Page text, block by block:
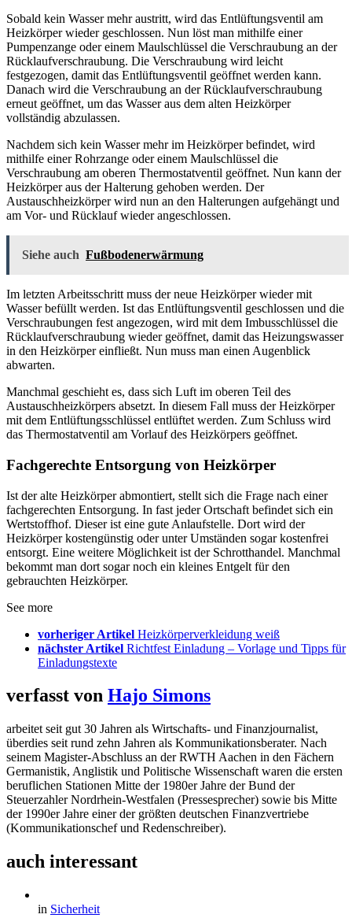
Sobald kein Wasser mehr austritt, wird das Entlüftungsventil am
Heizkörper wieder geschlossen. Nun löst man mithilfe einer
Pumpenzange oder einem Maulschlüssel die Verschraubung an der
Rücklaufverschraubung. Die Verschraubung wird leicht
festgezogen, damit das Entlüftungsventil geöffnet werden kann.
Danach wird die Verschraubung an der Rücklaufverschraubung
erneut geöffnet, um das Wasser aus dem alten Heizkörper
vollständig abzulassen.
Nachdem sich kein Wasser mehr im Heizkörper befindet, wird
mithilfe einer Rohrzange oder einem Maulschlüssel die
Verschraubung am oberen Thermostatventil geöffnet. Nun kann der
Heizkörper aus der Halterung gehoben werden. Der
Austauschheizkörper wird nun an den Halterungen aufgehängt und
am Vor- und Rücklauf wieder angeschlossen.
Siehe auch Fußbodenerwärmung
Im letzten Arbeitsschritt muss der neue Heizkörper wieder mit
Wasser befüllt werden. Ist das Entlüftungsventil geschlossen und die
Verschraubungen fest angezogen, wird mit dem Imbusschlüssel die
Rücklaufverschraubung wieder geöffnet, damit das Heizungswasser
in den Heizkörper einfließt. Nun muss man einen Augenblick
abwarten.
Manchmal geschieht es, dass sich Luft im oberen Teil des
Austauschheizkörpers absetzt. In diesem Fall muss der Heizkörper
mit dem Entlüftungsschlüssel entlüftet werden. Zum Schluss wird
das Thermostatventil am Vorlauf des Heizkörpers geöffnet.
Fachgerechte Entsorgung von Heizkörper
Ist der alte Heizkörper abmontiert, stellt sich die Frage nach einer
fachgerechten Entsorgung. In fast jeder Ortschaft befindet sich ein
Wertstoffhof. Dieser ist eine gute Anlaufstelle. Dort wird der
Heizkörper kostengünstig oder unter Umständen sogar kostenfrei
entsorgt. Eine weitere Möglichkeit ist der Schrotthandel. Manchmal
bekommt man dort sogar noch ein kleines Entgelt für den
gebrauchten Heizkörper.
See more
vorheriger Artikel Heizkörperverkleidung weiß
nächster Artikel Richtfest Einladung – Vorlage und Tipps für
Einladungstexte
verfasst von Hajo Simons
arbeitet seit gut 30 Jahren als Wirtschafts- und Finanzjournalist,
überdies seit rund zehn Jahren als Kommunikationsberater. Nach
seinem Magister-Abschluss an der RWTH Aachen in den Fächern
Germanistik, Anglistik und Politische Wissenschaft waren die ersten
beruflichen Stationen Mitte der 1980er Jahre der Bund der
Steuerzahler Nordrhein-Westfalen (Pressesprecher) sowie bis Mitte
der 1990er Jahre einer der größten deutschen Finanzvertriebe
(Kommunikationschef und Redenschreiber).
auch interessant
in Sicherheit